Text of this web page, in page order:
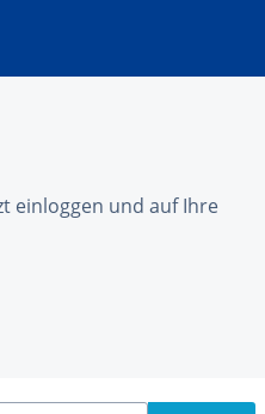
einloggen und auf Ihre